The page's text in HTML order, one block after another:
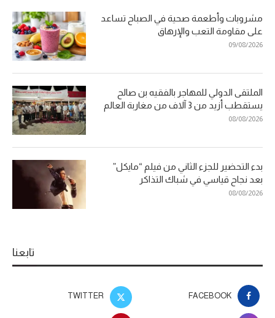
مشروبات وأطعمة صحية في الصباح تساعد
على مقاومة التعب والإرهاق
09/08/2026
الملتقى الدولي للمهاجر بالفقيه بن صالح
يستقطب أزيد من 3 آلاف من مغاربة العالم
08/08/2026
بدء التحضير للجزء الثاني من فيلم “مايكل”
بعد نجاح قياسي في شباك التذاكر
08/08/2026
تابعنا
FACEBOOK
TWITTER